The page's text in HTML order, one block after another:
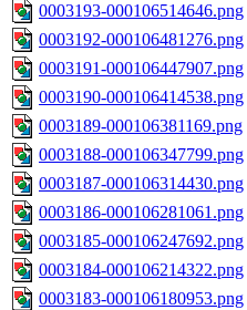
0003193-000106514646.png
0003192-000106481276.png
0003191-000106447907.png
0003190-000106414538.png
0003189-000106381169.png
0003188-000106347799.png
0003187-000106314430.png
0003186-000106281061.png
0003185-000106247692.png
0003184-000106214322.png
0003183-000106180953.png